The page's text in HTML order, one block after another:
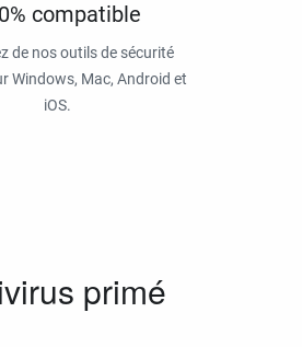
compatible
de nos outils de sécurité
Windows, Mac, Android et
iOS.
primé